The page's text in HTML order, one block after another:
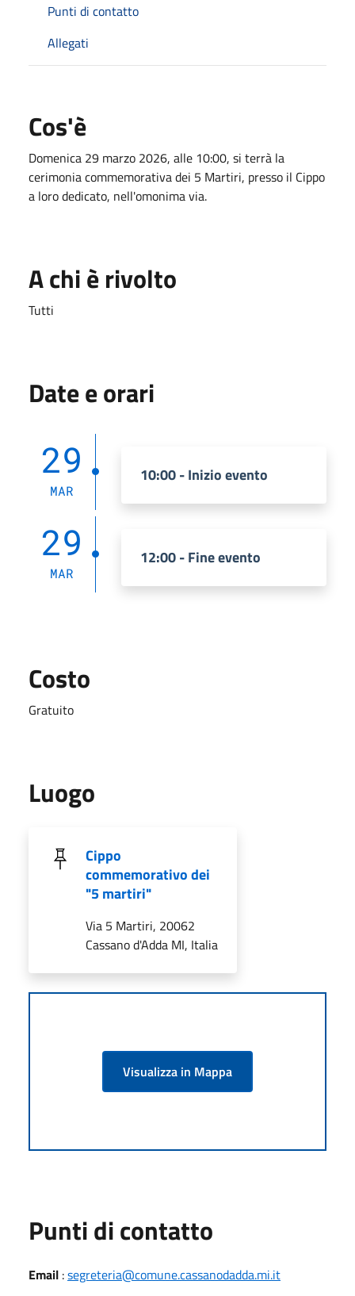
Punti di contatto
Allegati
Cos'è
Domenica 29 marzo 2026, alle 10:00, si terrà la
cerimonia commemorativa dei 5 Martiri, presso il Cippo
a loro dedicato, nell'omonima via.
A chi è rivolto
Tutti
Date e orari
29
MAR
10:00 - Inizio evento
29
MAR
12:00 - Fine evento
Costo
Gratuito
Luogo
Cippo
commemorativo dei
"5 martiri"
Via 5 Martiri, 20062
Cassano d'Adda MI, Italia
Visualizza in Mappa
Punti di contatto
Email :segreteria@comune.cassanodadda.mi.it